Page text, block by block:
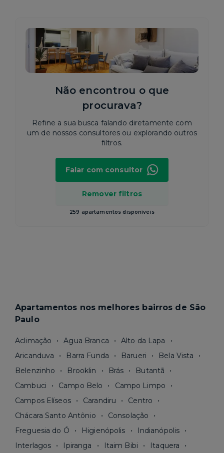
Não encontrou o que
procurava?
Refine a sua busca falando diretamente com
um de nossos consultores ou explorando outros
filtros.
Remover filtros
259 apartamentos disponíveis
Falar com consultor
Apartamentos nos melhores bairros de São
Paulo
Aclimação Agua Branca
Alto da Lapa
Aricanduva
Barra Funda Barueri
Bela Vista
Belenzinho
Brooklin Brás
Butantã
Cambuci
Campo Belo
Campo Limpo
Campos Elíseos
Carandiru
Centro
Chácara Santo Antônio
Consolação
Freguesia do Ó
Higienópolis
Indianópolis
Interlagos
Ipiranga Itaim Bibi
Itaquera